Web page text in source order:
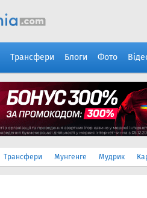
Трансфери Блоги Фото
Трансфери Мунгенге Мудрик